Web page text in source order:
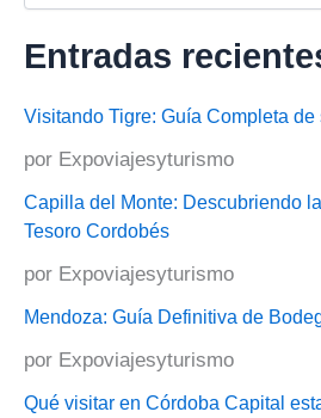
y
en
la
Entradas
Visitando Tigre: Guía Completa de
por Expoviajesyturismo
Capilla del Monte: Descubriendo
Tesoro Cordobés
por Expoviajesyturismo
Mendoza: Guía Definitiva de
por Expoviajesyturismo
Qué visitar en Córdoba Capital